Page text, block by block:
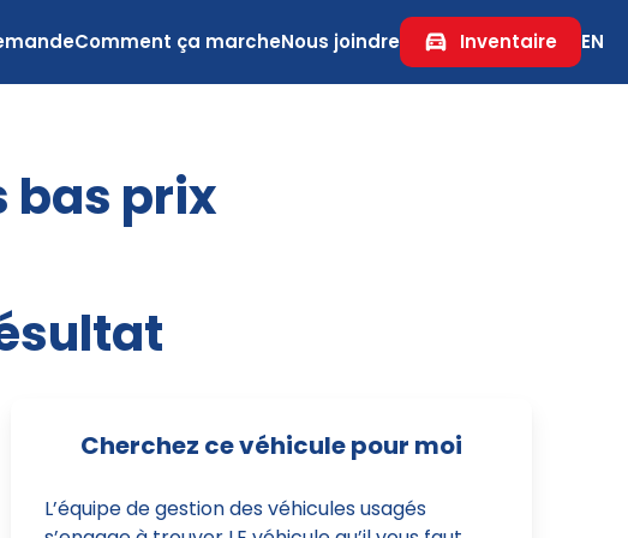
Comment ça marcheNous joindre Inventaire EN
bas prix
Cherchez ce véhicule pour moi
L’équipe de gestion des véhicules usagés